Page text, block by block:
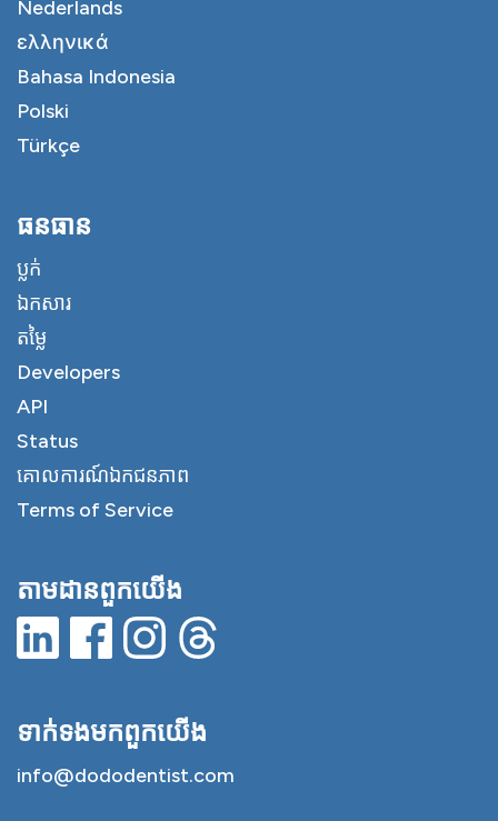
Nederlands
ελληνικά
Bahasa Indonesia
Polski
Türkçe
ធនធាន
ប្លក់
ឯកសារ
តម្លៃ
Developers
API
Status
គោលការណ៍ឯកជនភាព
Terms of Service
តាមដានពួកយើង
ទាក់ទង​មក​ពួក​យើង
info@dododentist.com